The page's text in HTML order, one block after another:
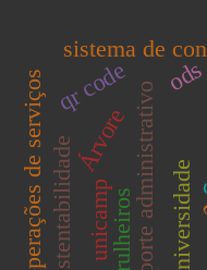
universidade
suporte administrativo
patrulheiros
unicamp
sistema de
Árvore
qr code
operações de serviçossustentabilidade
ods